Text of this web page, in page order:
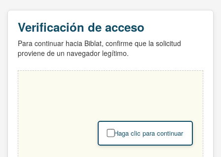
Verificación de acceso
Para continuar hacia Biblat, confirme que la solicitud
proviene de un navegador legítimo.
Haga clic para continuar